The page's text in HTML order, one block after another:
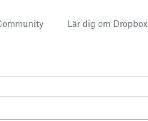
Lär dig om Dropbox